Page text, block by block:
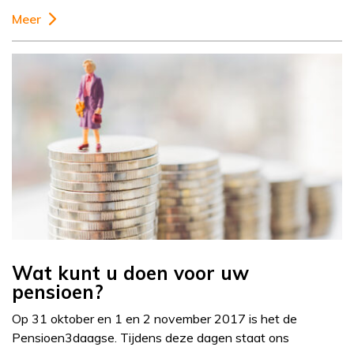
Meer
Wat kunt u doen voor uw
pensioen?
Op 31 oktober en 1 en 2 november 2017 is het de
Pensioen3daagse. Tijdens deze dagen staat ons